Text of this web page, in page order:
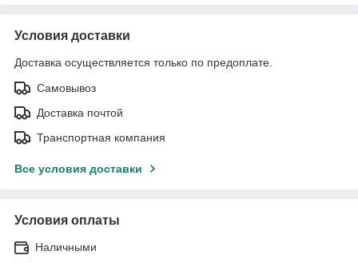
Условия доставки
Доставка осуществляется только по предоплате.
Самовывоз
Доставка почтой
Транспортная компания
Все условия доставки
Условия оплаты
Наличными